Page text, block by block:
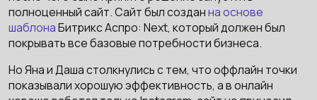
полноценный сайт. Сайт был созданна основе
шаблонаБитрикс Аспро: Next, который должен был
покрывать все базовые потребности бизнеса.
Но Яна и Даша столкнулись с тем, что оффлайн точки
показывали хорошую эффективность, а в онлайн